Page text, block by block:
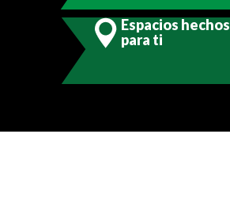
Espacios hechos
para ti